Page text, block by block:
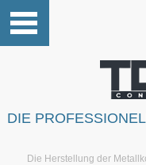
DIE
Die Herstellung der